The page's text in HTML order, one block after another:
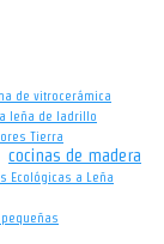
de vitrocerámica
leña de ladrillo
Tierra
cocinas de madera
Ecológicas a Leña